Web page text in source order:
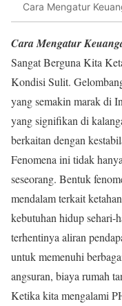
Cara Mengatur
Cara Mengatur
Sangat Berguna Kita
Kondisi Sulit.
yang semakin marak di
yang signifikan di
berkaitan dengan
Fenomena ini tidak
seseorang. Bentuk
mendalam terkait
kebutuhan hidup sehari-
terhentinya aliran
untuk memenuhi
angsuran, biaya rumah
Ketika kita mengalami